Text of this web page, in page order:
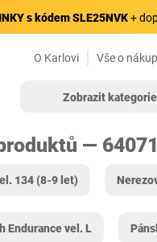
s kódem SLE25NVK+
O Karlovi Vše o
Zobrazit kategorie
—
134 (8-9 let)
Endurance vel. L